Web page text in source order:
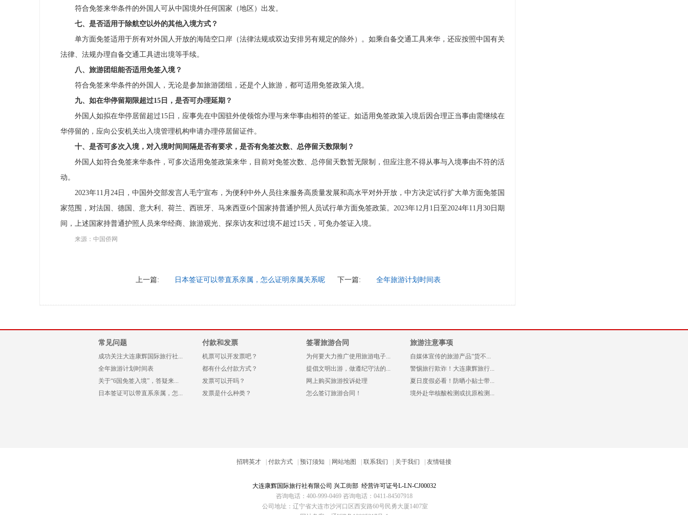
符合免签来华条件的外国人可从中国境外任何国家（地区）出发。
七、是否适用于除航空以外的其他入境方式？
单方面免签适用于所有对外国人开放的海陆空口岸（法律法规或双边安排另有规定的除外）。如乘自备交通工具来华，还应按照中国有关
法律、法规办理自备交通工具进出境等手续。
八、旅游团组能否适用免签入境？
符合免签来华条件的外国人，无论是参加旅游团组，还是个人旅游，都可适用免签政策入境。
九、如在华停留期限超过15日，是否可办理延期？
外国人如拟在华停居留超过15日，应事先在中国驻外使领馆办理与来华事由相符的签证。如适用免签政策入境后因合理正当事由需继续在
华停留的，应向公安机关出入境管理机构申请办理停居留证件。
十、是否可多次入境，对入境时间间隔是否有要求，是否有免签次数、总停留天数限制？
外国人如符合免签来华条件，可多次适用免签政策来华，目前对免签次数、总停留天数暂无限制，但应注意不得从事与入境事由不符的活
动。
2023年11月24日，中国外交部发言人毛宁宣布，为便利中外人员往来服务高质量发展和高水平对外开放，中方决定试行扩大单方面免签国
家范围，对法国、德国、意大利、荷兰、西班牙、马来西亚6个国家持普通护照人员试行单方面免签政策。2023年12月1日至2024年11月30日期
间，上述国家持普通护照人员来华经商、旅游观光、探亲访友和过境不超过15天，可免办签证入境。
来源：中国侨网
上一篇: 日本签证可以带直系亲属，怎么证明亲属关系呢 下一篇: 全年旅游计划时间表
常见问题
成功关注大连康辉国际旅行社...
全年旅游计划时间表
关于“6国免签入境”，答疑来...
日本签证可以带直系亲属，怎...
付款和发票
机票可以开发票吧？
都有什么付款方式？
发票可以开吗？
发票是什么种类？
签署旅游合同
为何要大力推广使用旅游电子...
提倡文明出游，做遵纪守法的...
网上购买旅游投诉处理
怎么签订旅游合同！
旅游注意事项
自媒体宣传的旅游产品“货不...
警惕旅行欺诈！大连康辉旅行...
夏日度假必看！防晒小贴士带...
境外赴华核酸检测或抗原检测...
招聘英才 付款方式 预订须知 网站地图 联系我们 关于我们 友情链接
大连康辉国际旅行社有限公司 兴工街部 经营许可证号L-LN-CJ00032
咨询电话：400-999-0469 咨询电话：0411-84507918
公司地址：辽宁省大连市沙河口区西安路60号民勇大厦1407室